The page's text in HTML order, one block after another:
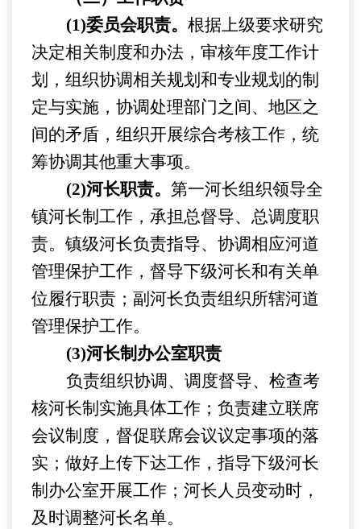
(1)委员会职责。 根据上级要求研究
决定相关制度和办法，审核年度工作计
划，组织协调相关规划和专业规划的制
定与实施，协调处理部门之间、地区之
间的矛盾，组织开展综合考核工作，统
筹协调其他重大事项。
(2)河长职责。 第一河长组织领导全
镇河长制工作，承担总督导、总调度职
责。 镇级河长负责指导、协调相应河道
管理保护工作，督导下级河长和有关单
位履行职责； 副 河长负责组织所辖河道
管理保护工作。
(3)河长制办公室职责
负责组织协调、调度督导、检查考
核河长制实施具体工作 ； 负责建立联席
会议制度， 督促联席会议议定事项的落
实；做好上传下达工作，指导下级河长
制办公室开展工作；河长人员变动时，
及时调整河长名单。